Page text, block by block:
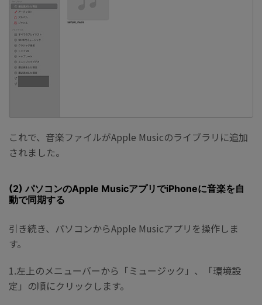
これで、音楽ファイルがApple Musicのライブラリに追加
されました。
(2) パソコンのApple MusicアプリでiPhoneに音楽を自
動で同期する
引き続き、パソコンからApple Musicアプリを操作しま
す。
1.左上のメニューバーから「ミュージック」、「環境設
定」の順にクリックします。